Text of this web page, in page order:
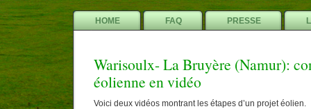
HOME FAQ PRESSE
Warisoulx- La Bruyère (Namur):
éolienne en vidéo
Voici deux vidéos montrant les étapes d’un projet éolien.